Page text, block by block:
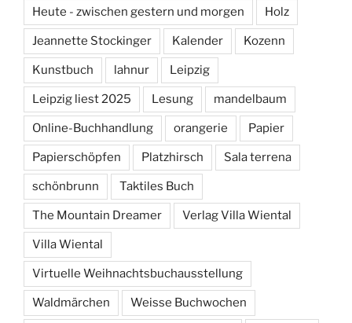
Heute - zwischen gestern und morgen Holz
Jeannette Stockinger Kalender Kozenn
Kunstbuch lahnur Leipzig
Leipzig liest 2025 Lesung mandelbaum
Online-Buchhandlung orangerie Papier
Papierschöpfen Platzhirsch Sala terrena
schönbrunn Taktiles Buch
The Mountain Dreamer Verlag Villa Wiental
Villa Wiental
Virtuelle Weihnachtsbuchausstellung
Waldmärchen Weisse Buchwochen